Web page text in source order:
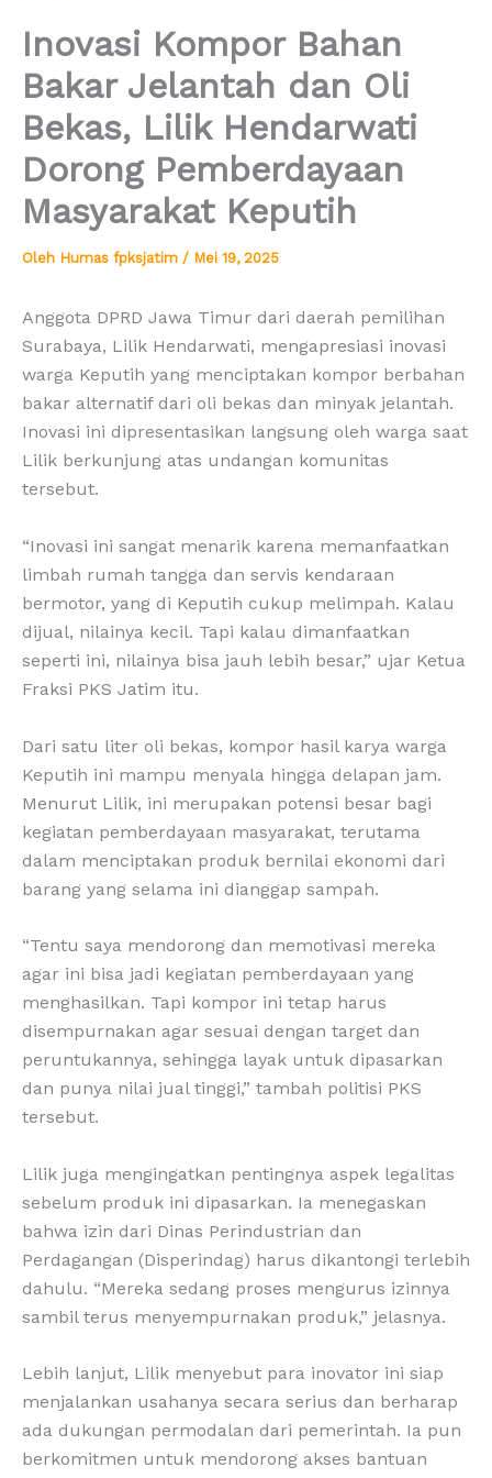
Inovasi Kompor Bahan
Bakar Jelantah dan Oli
Bekas, Lilik Hendarwati
Dorong Pemberdayaan
Masyarakat Keputih
Oleh Humas fpksjatim / Mei 19, 2025
Anggota DPRD Jawa Timur dari daerah pemilihan
Surabaya, Lilik Hendarwati, mengapresiasi inovasi
warga Keputih yang menciptakan kompor berbahan
bakar alternatif dari oli bekas dan minyak jelantah.
Inovasi ini dipresentasikan langsung oleh warga saat
Lilik berkunjung atas undangan komunitas
tersebut.
“Inovasi ini sangat menarik karena memanfaatkan
limbah rumah tangga dan servis kendaraan
bermotor, yang di Keputih cukup melimpah. Kalau
dijual, nilainya kecil. Tapi kalau dimanfaatkan
seperti ini, nilainya bisa jauh lebih besar,” ujar Ketua
Fraksi PKS Jatim itu.
Dari satu liter oli bekas, kompor hasil karya warga
Keputih ini mampu menyala hingga delapan jam.
Menurut Lilik, ini merupakan potensi besar bagi
kegiatan pemberdayaan masyarakat, terutama
dalam menciptakan produk bernilai ekonomi dari
barang yang selama ini dianggap sampah.
“Tentu saya mendorong dan memotivasi mereka
agar ini bisa jadi kegiatan pemberdayaan yang
menghasilkan. Tapi kompor ini tetap harus
disempurnakan agar sesuai dengan target dan
peruntukannya, sehingga layak untuk dipasarkan
dan punya nilai jual tinggi,” tambah politisi PKS
tersebut.
Lilik juga mengingatkan pentingnya aspek legalitas
sebelum produk ini dipasarkan. Ia menegaskan
bahwa izin dari Dinas Perindustrian dan
Perdagangan (Disperindag) harus dikantongi terlebih
dahulu. “Mereka sedang proses mengurus izinnya
sambil terus menyempurnakan produk,” jelasnya.
Lebih lanjut, Lilik menyebut para inovator ini siap
menjalankan usahanya secara serius dan berharap
ada dukungan permodalan dari pemerintah. Ia pun
berkomitmen untuk mendorong akses bantuan